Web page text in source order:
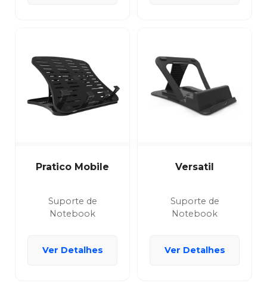
Pratico Mobile
Suporte de
Notebook
Ver Detalhes
Versatil
Suporte de
Notebook
Ver Detalhes